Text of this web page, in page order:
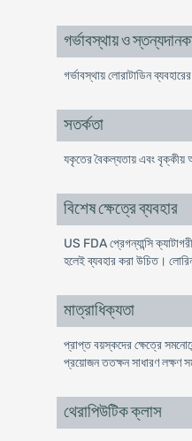
গর্ভাবস্থায় ও
গর্ভাবস্থায় লােরাটাডিন
সতর্কতা
যকৃতের বৈকল্যতায় এবং বৃক্কীয়
বিশেষ ক্ষেত্রে ব্যবহার
US FDA প্রেগন্যান্সি
হলেই ব্যবহার করা উচিত।
মাত্রাধিক্যতা
প্রাপ্ত বয়স্কদের ক্ষেত্রে
প্রয়ােজন ততক্ষন সাধারণ লক্ষণ
থেরাপিউটিক ক্লাস